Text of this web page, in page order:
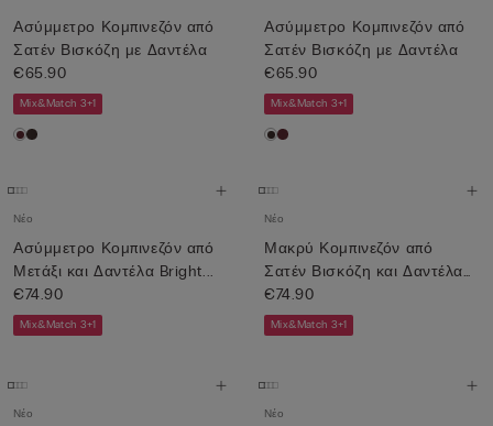
Ασύμμετρο Κομπινεζόν από
Σατέν Βισκόζη με Δαντέλα
€65.90
Mix&Match 3+1
Ασύμμετρο Κομπινεζόν από
Σατέν Βισκόζη με Δαντέλα
€65.90
Mix&Match 3+1
Νέο
Ασύμμετρο Κομπινεζόν από
Μετάξι και Δαντέλα Bright...
€74.90
Mix&Match 3+1
Νέο
Μακρύ Κομπινεζόν από
Σατέν Βισκόζη και Δαντέλα
Lac...
€74.90
Mix&Match 3+1
Νέο Νέο